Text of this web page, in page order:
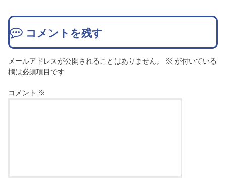
コメントを残す
メールアドレスが公開されることはありません。 ※ が付いている
欄は必須項目です
コメント ※